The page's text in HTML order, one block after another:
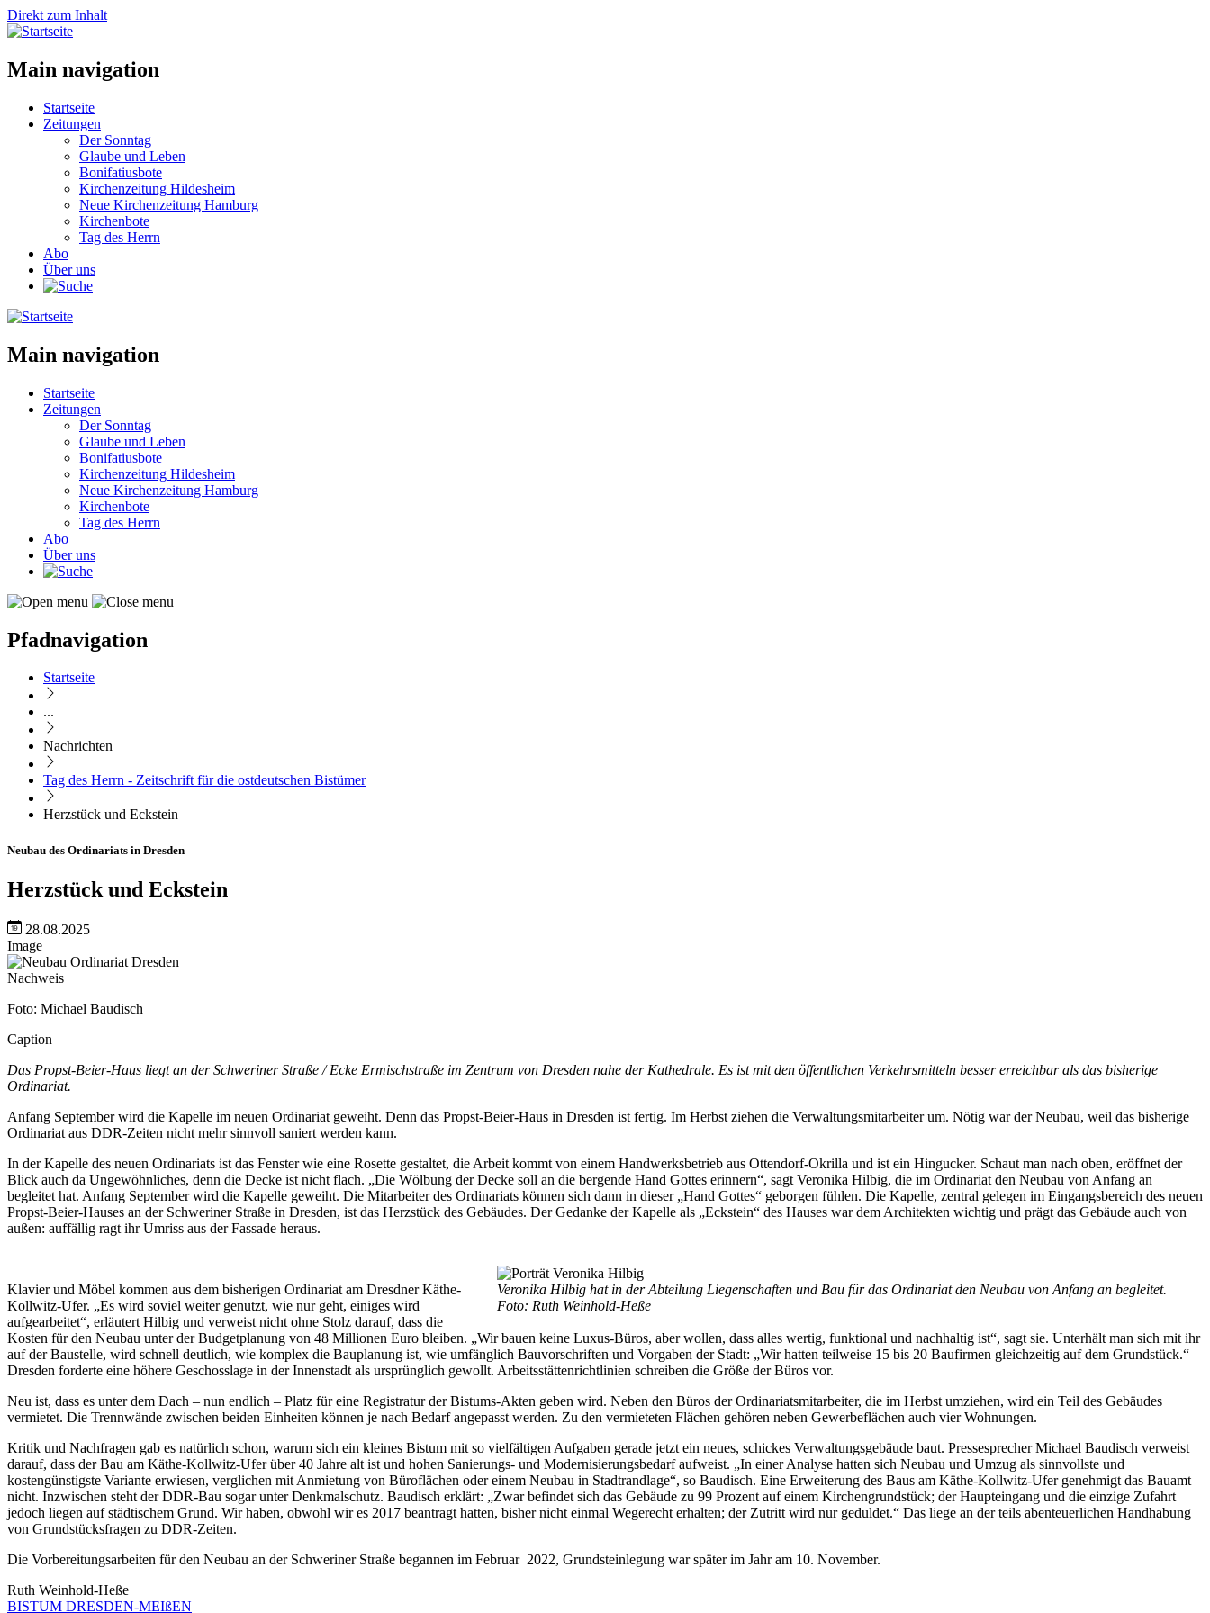
Direkt zum Inhalt
Main navigation
Startseite
Zeitungen
Der Sonntag
Glaube und Leben
Bonifatiusbote
Kirchenzeitung Hildesheim
Neue Kirchenzeitung Hamburg
Kirchenbote
Tag des Herrn
Abo
Über uns
Main navigation
Startseite
Zeitungen
Der Sonntag
Glaube und Leben
Bonifatiusbote
Kirchenzeitung Hildesheim
Neue Kirchenzeitung Hamburg
Kirchenbote
Tag des Herrn
Abo
Über uns
Pfadnavigation
Startseite
...
Nachrichten
Tag des Herrn - Zeitschrift für die ostdeutschen Bistümer
Herzstück und Eckstein
Neubau des Ordinariats in Dresden
Herzstück und Eckstein
28.08.2025
Image
Nachweis
Foto: Michael Baudisch
Caption
Das Propst-Beier-Haus liegt an der Schweriner Straße / Ecke Ermischstraße im Zentrum von Dresden nahe der Kathedrale. Es ist mit den öffentlichen Verkehrsmitteln besser erreichbar als das bisherige
Ordinariat.
Anfang September wird die Kapelle im neuen Ordinariat geweiht. Denn das Propst-Beier-Haus in Dresden ist fertig. Im Herbst ziehen die Verwaltungsmitarbeiter um. Nötig war der Neubau, weil das bisherige
Ordinariat aus DDR-Zeiten nicht mehr sinnvoll saniert werden kann.
In der Kapelle des neuen Ordinariats ist das Fenster wie eine Rosette gestaltet, die Arbeit kommt von einem Handwerksbetrieb aus Ottendorf-Okrilla und ist ein Hingucker. Schaut man nach oben, eröffnet der
Blick auch da Ungewöhnliches, denn die Decke ist nicht flach. „Die Wölbung der Decke soll an die bergende Hand Gottes erinnern“, sagt Veronika Hilbig, die im Ordinariat den Neubau von Anfang an
begleitet hat. Anfang September wird die Kapelle geweiht. Die Mitarbeiter des Ordinariats können sich dann in dieser „Hand Gottes“ geborgen fühlen. Die Kapelle, zentral gelegen im Eingangsbereich des neuen
Propst-Beier-Hauses an der Schweriner Straße in Dresden, ist das Herzstück des Gebäudes. Der Gedanke der Kapelle als „Eckstein“ des Hauses war dem Architekten wichtig und prägt das Gebäude auch von
außen: auffällig ragt ihr Umriss aus der Fassade heraus.
Veronika Hilbig hat in der Abteilung Liegenschaften und Bau für das Ordinariat den Neubau von Anfang an begleitet.
Foto: Ruth Weinhold-Heße
Klavier und Möbel kommen aus dem bisherigen Ordinariat am Dresdner Käthe-
Kollwitz-Ufer. „Es wird soviel weiter genutzt, wie nur geht, einiges wird
aufgearbeitet“, erläutert Hilbig und verweist nicht ohne Stolz darauf, dass die
Kosten für den Neubau unter der Budgetplanung von 48 Millionen Euro bleiben. „Wir bauen keine Luxus-Büros, aber wollen, dass alles wertig, funktional und nachhaltig ist“, sagt sie. Unterhält man sich mit ihr
auf der Baustelle, wird schnell deutlich, wie komplex die Bauplanung ist, wie umfänglich Bauvorschriften und Vorgaben der Stadt: „Wir hatten teilweise 15 bis 20 Baufirmen gleichzeitig auf dem Grundstück.“
Dresden forderte eine höhere Geschosslage in der Innenstadt als ursprünglich gewollt. Arbeitsstättenrichtlinien schreiben die Größe der Büros vor.
Neu ist, dass es unter dem Dach – nun endlich – Platz für eine Registratur der Bistums-Akten geben wird. Neben den Büros der Ordinariatsmitarbeiter, die im Herbst umziehen, wird ein Teil des Gebäudes
vermietet. Die Trennwände zwischen beiden Einheiten können je nach Bedarf angepasst werden. Zu den vermieteten Flächen gehören neben Gewerbeflächen auch vier Wohnungen.
Kritik und Nachfragen gab es natürlich schon, warum sich ein kleines Bistum mit so vielfältigen Aufgaben gerade jetzt ein neues, schickes Verwaltungsgebäude baut. Pressesprecher Michael Baudisch verweist
darauf, dass der Bau am Käthe-Kollwitz-Ufer über 40 Jahre alt ist und hohen Sanierungs- und Modernisierungsbedarf aufweist. „In einer Analyse hatten sich Neubau und Umzug als sinnvollste und
kostengünstigste Variante erwiesen, verglichen mit Anmietung von Büroflächen oder einem Neubau in Stadtrandlage“, so Baudisch. Eine Erweiterung des Baus am Käthe-Kollwitz-Ufer genehmigt das Bauamt
nicht. Inzwischen steht der DDR-Bau sogar unter Denkmalschutz. Baudisch erklärt: „Zwar befindet sich das Gebäude zu 99 Prozent auf einem Kirchengrundstück; der Haupteingang und die einzige Zufahrt
jedoch liegen auf städtischem Grund. Wir haben, obwohl wir es 2017 beantragt hatten, bisher nicht einmal Wegerecht erhalten; der Zutritt wird nur geduldet.“ Das liege an der teils abenteuerlichen Handhabung
von Grundstücksfragen zu DDR-Zeiten.
Die Vorbereitungsarbeiten für den Neubau an der Schweriner Straße begannen im Februar 2022, Grundsteinlegung war später im Jahr am 10. November.
Ruth Weinhold-Heße
BISTUM DRESDEN-MEIßEN